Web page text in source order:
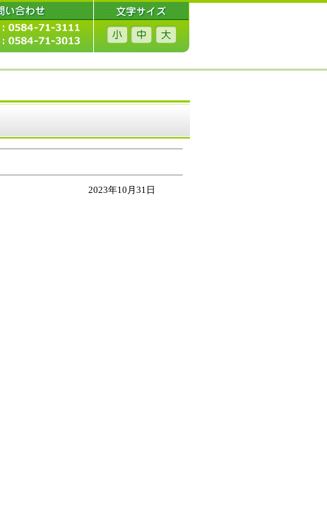
2023年10月31日